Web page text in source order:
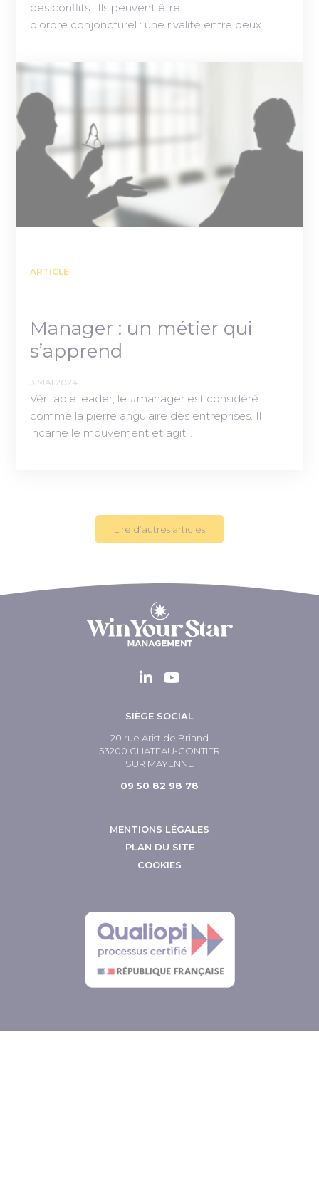
des conflits. Ils peuvent être :
d’ordre conjoncturel : une rivalité entre deux…
ARTICLE
Manager : un métier qui
s’apprend
3 MAI 2024
Véritable leader, le #manager est considéré
comme la pierre angulaire des entreprises. Il
incarne le mouvement et agit…
Lire d’autres articles
SIÈGE SOCIAL
20 rue Aristide Briand
53200 CHATEAU-GONTIER
SUR MAYENNE
09 50 82 98 78
MENTIONS LÉGALES
PLAN DU SITE
COOKIES